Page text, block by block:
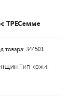
ТРЕСемме
товара: 344503
Тип кожи: